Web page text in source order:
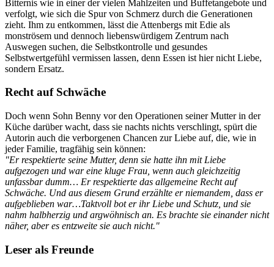
Bitternis wie in einer der vielen Mahlzeiten und Buffetangebote und
verfolgt, wie sich die Spur von Schmerz durch die Generationen
zieht. Ihm zu entkommen, lässt die Attenbergs mit Edie als
monströsem und dennoch liebenswürdigem Zentrum nach
Auswegen suchen, die Selbstkontrolle und gesundes
Selbstwertgefühl vermissen lassen, denn Essen ist hier nicht Liebe,
sondern Ersatz.
Recht auf Schwäche
Doch wenn Sohn Benny vor den Operationen seiner Mutter in der
Küche darüber wacht, dass sie nachts nichts verschlingt, spürt die
Autorin auch die verborgenen Chancen zur Liebe auf, die, wie in
jeder Familie, tragfähig sein können:
"Er respektierte seine Mutter, denn sie hatte ihn mit Liebe
aufgezogen und war eine kluge Frau, wenn auch gleichzeitig
unfassbar dumm… Er respektierte das allgemeine Recht auf
Schwäche. Und aus diesem Grund erzählte er niemandem, dass er
aufgeblieben war…Taktvoll bot er ihr Liebe und Schutz, und sie
nahm halbherzig und argwöhnisch an. Es brachte sie einander nicht
näher, aber es entzweite sie auch nicht."
Leser als Freunde